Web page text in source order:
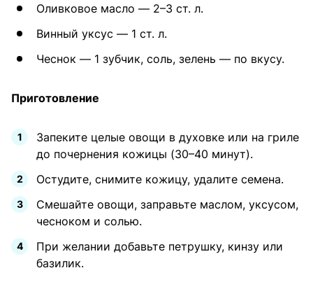
Оливковое масло — 2–3 ст. л.
Винный уксус — 1 ст. л.
Чеснок — 1 зубчик, соль, зелень — по вкусу.
Приготовление
Запеките целые овощи в духовке или на гриле
до почернения кожицы (30–40 минут).
Остудите, снимите кожицу, удалите семена.
Смешайте овощи, заправьте маслом, уксусом,
чесноком и солью.
При желании добавьте петрушку, кинзу или
базилик.